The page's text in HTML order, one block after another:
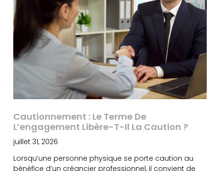
Cautionnement : Le Terme De
L’engagement Libère-T-Il La Caution ?
juillet 31, 2026
Lorsqu’une personne physique se porte caution au
bénéfice d’un créancier professionnel, il convient de